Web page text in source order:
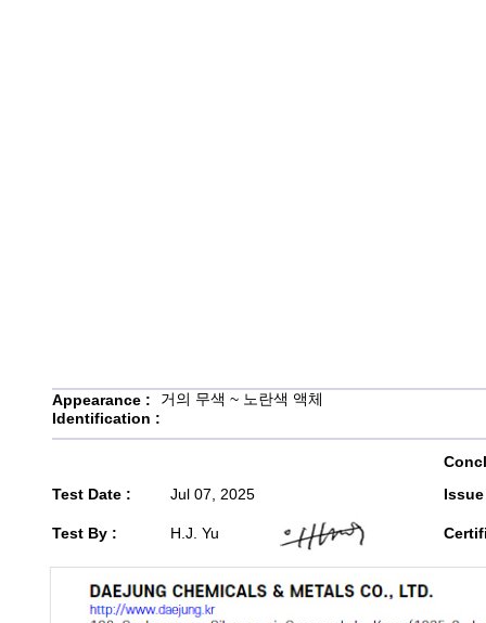
Appearance :
거의 무색 ~ 노란색 액체
Identification :
Test Date :
Jul 07, 2025
Test By : H.J. Yu